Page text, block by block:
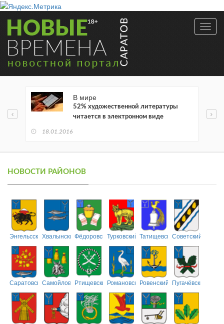
В мире
52% художественной литературы
читается в электронном виде
18.01.2016
НОВОСТИ РАЙОНОВ
ЭнгельсскийХвалынскийФёдоровскийТурковский ТатищевскийСоветский
СаратовскийСамойловскийРтищевскийРомановскийРовенский Пугачёвский